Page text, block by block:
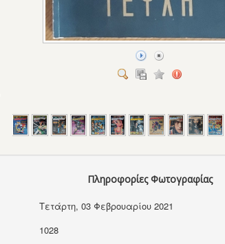
Πληροφορίες Φωτογραφίας
Τετάρτη, 03 Φεβρουαρίου 2021
1028